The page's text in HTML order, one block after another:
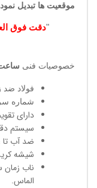
موقعیت ها تبدیل
"دقت فوق
خصوصیات فنی
فولاد ضد
شماره
دارای
سیستم
ضد آب تا عمق 200
شیشه
الماس.